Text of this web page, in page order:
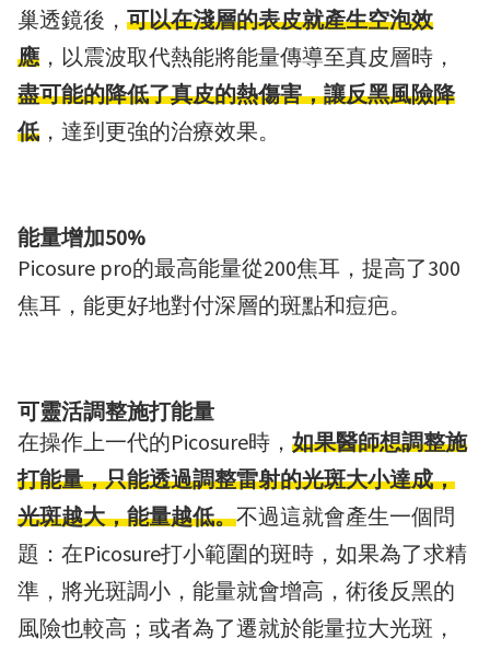
巢透鏡後， 可以在淺層的表皮就產生空泡效
應 ，以震波取代熱能將能量傳導至真皮層時，
盡可能的降低了真皮的熱傷害，讓反黑風險降
低 ，達到更強的治療效果。
能量增加50%
Picosure pro的最高能量從200焦耳，提高了300
焦耳，能更好地對付深層的斑點和痘疤。
可靈活調整施打能量
在操作上一代的Picosure時， 如果醫師想調整施
打能量，只能透過調整雷射的光斑大小達成，
光斑越大，能量越低。不過這就會產生一個問
題：在Picosure打小範圍的斑時，如果為了求精
準，將光斑調小，能量就會增高，術後反黑的
風險也較高；或者為了遷就於能量拉大光斑，